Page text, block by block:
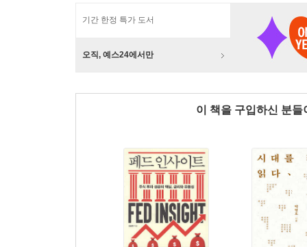
기간 한정 특가 도서
오직, 예스24에서만
이 책을 구입하신 분